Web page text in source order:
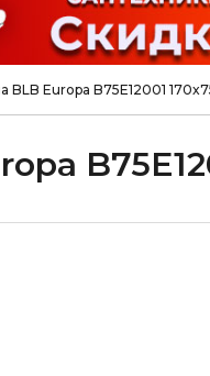
BLB Europa B75E12001